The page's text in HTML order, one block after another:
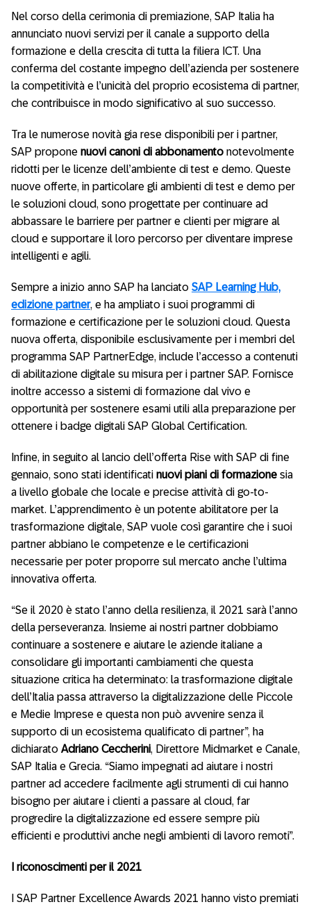
Nel corso della cerimonia di premiazione, SAP Italia ha
annunciato nuovi servizi per il canale a supporto della
formazione e della crescita di tutta la filiera ICT. Una
conferma del costante impegno dell’azienda per sostenere
la competitività e l’unicità del proprio ecosistema di partner,
che contribuisce in modo significativo al suo successo.
Tra le numerose novità gia rese disponibili per i partner,
SAP propone nuovi canoni di abbonamento notevolmente
ridotti per le licenze dell’ambiente di test e demo. Queste
nuove offerte, in particolare gli ambienti di test e demo per
le soluzioni cloud, sono progettate per continuare ad
abbassare le barriere per partner e clienti per migrare al
cloud e supportare il loro percorso per diventare imprese
intelligenti e agili.
Sempre a inizio anno SAP ha lanciato SAP Learning Hub,
edizione partner, e ha ampliato i suoi programmi di
formazione e certificazione per le soluzioni cloud. Questa
nuova offerta, disponibile esclusivamente per i membri del
programma SAP PartnerEdge, include l’accesso a contenuti
di abilitazione digitale su misura per i partner SAP. Fornisce
inoltre accesso a sistemi di formazione dal vivo e
opportunità per sostenere esami utili alla preparazione per
ottenere i badge digitali SAP Global Certification.
Infine, in seguito al lancio dell’offerta Rise with SAP di fine
gennaio, sono stati identificati nuovi piani di formazione sia
a livello globale che locale e precise attività di go-to-
market. L’apprendimento è un potente abilitatore per la
trasformazione digitale, SAP vuole così garantire che i suoi
partner abbiano le competenze e le certificazioni
necessarie per poter proporre sul mercato anche l’ultima
innovativa offerta.
“Se il 2020 è stato l’anno della resilienza, il 2021 sarà l’anno
della perseveranza. Insieme ai nostri partner dobbiamo
continuare a sostenere e aiutare le aziende italiane a
consolidare gli importanti cambiamenti che questa
situazione critica ha determinato: la trasformazione digitale
dell’Italia passa attraverso la digitalizzazione delle Piccole
e Medie Imprese e questa non può avvenire senza il
supporto di un ecosistema qualificato di partner”, ha
dichiarato Adriano Ceccherini, Direttore Midmarket e Canale,
SAP Italia e Grecia. “Siamo impegnati ad aiutare i nostri
partner ad accedere facilmente agli strumenti di cui hanno
bisogno per aiutare i clienti a passare al cloud, far
progredire la digitalizzazione ed essere sempre più
efficienti e produttivi anche negli ambienti di lavoro remoti”.
I riconoscimenti per il 2021
I SAP Partner Excellence Awards 2021 hanno visto premiati